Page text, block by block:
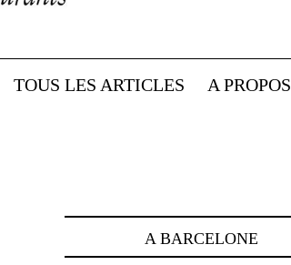
TOUS LES ARTICLES A PROPOS
A BARCELONE